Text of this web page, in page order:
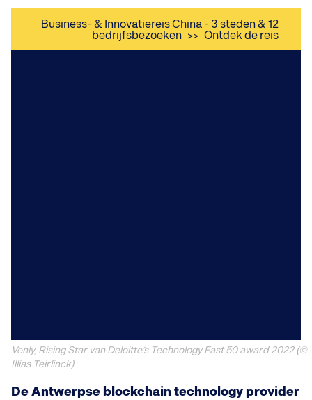
Business- & Innovatiereis China - 3 steden & 12
bedrijfsbezoeken >> Ontdek de reis
Venly, Rising Star van Deloitte’s Technology Fast 50 award 2022 (©
Illias Teirlinck)
De Antwerpse blockchain technology provider